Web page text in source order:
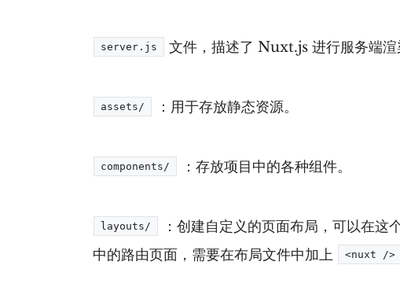
server.js 文件，描述了 Nuxt.js 进行服务端渲
assets/ ：用于存放静态资源。
components/ ：存放项目中的各种组件。
layouts/
：创建自定义的页面布局，可以在
中的路由页面，需要在布局文件中加上
<nuxt />